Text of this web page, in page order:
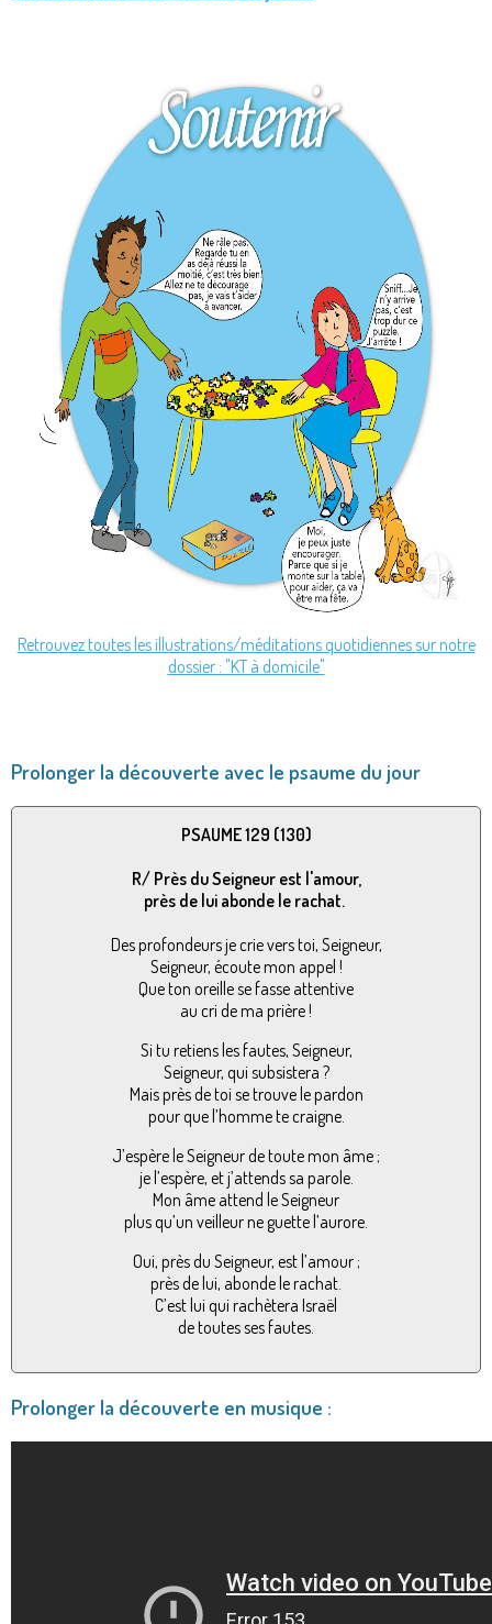
Retrouvez toutes les illustrations/méditations quotidiennes sur notre
dossier : "KT à domicile"
Prolonger la découverte avec le psaume du jour
PSAUME 129 (130)
R/ Près du Seigneur est l'amour,
près de lui abonde le rachat.
Des profondeurs je crie vers toi, Seigneur,
Seigneur, écoute mon appel !
Que ton oreille se fasse attentive
au cri de ma prière !
Si tu retiens les fautes, Seigneur,
Seigneur, qui subsistera ?
Mais près de toi se trouve le pardon
pour que l’homme te craigne.
J’espère le Seigneur de toute mon âme ;
je l’espère, et j’attends sa parole.
Mon âme attend le Seigneur
plus qu’un veilleur ne guette l’aurore.
Oui, près du Seigneur, est l’amour ;
près de lui, abonde le rachat.
C’est lui qui rachètera Israël
de toutes ses fautes.
Prolonger la découverte en musique :